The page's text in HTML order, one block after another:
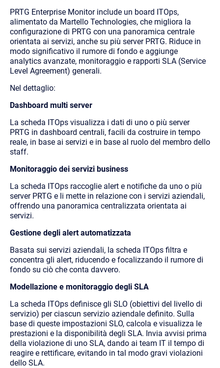
PRTG Enterprise Monitor include un board ITOps,
alimentato da Martello Technologies, che migliora la
configurazione di PRTG con una panoramica centrale
orientata ai servizi, anche su più server PRTG. Riduce in
modo significativo il rumore di fondo e aggiunge
analytics avanzate, monitoraggio e rapporti SLA (Service
Level Agreement) generali.
Nel dettaglio:
Dashboard multi server
La scheda ITOps visualizza i dati di uno o più server
PRTG in dashboard centrali, facili da costruire in tempo
reale, in base ai servizi e in base al ruolo del membro dello
staff.
Monitoraggio dei servizi business
La scheda ITOps raccoglie alert e notifiche da uno o più
server PRTG e li mette in relazione con i servizi aziendali,
offrendo una panoramica centralizzata orientata ai
servizi.
Gestione degli alert automatizzata
Basata sui servizi aziendali, la scheda ITOps filtra e
concentra gli alert, riducendo e focalizzando il rumore di
fondo su ciò che conta davvero.
Modellazione e monitoraggio degli SLA
La scheda ITOps definisce gli SLO (obiettivi del livello di
servizio) per ciascun servizio aziendale definito. Sulla
base di queste impostazioni SLO, calcola e visualizza le
prestazioni e la disponibilità degli SLA. Invia avvisi prima
della violazione di uno SLA, dando ai team IT il tempo di
reagire e rettificare, evitando in tal modo gravi violazioni
dello SLA.